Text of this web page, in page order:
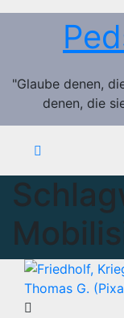
Zum
"Glaube denen,
denen, die